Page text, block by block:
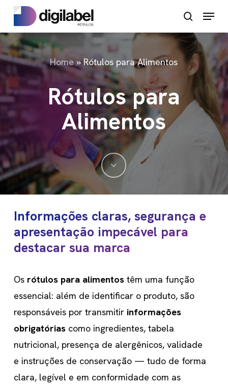
para
conteúdo
principal
Menu
Home»Rótulos para Alimentos
Rótulos para
Alimentos
Navegue
até
a
próxima
Informações claras, segurança e
apresentação impecável para
destacar sua marca
Os rótulos para alimentostêm uma função
essencial: além de identificar o produto, são
responsáveis por transmitir informações
obrigatóriascomo ingredientes, tabela
nutricional, presença de alergênicos, validade
e instruções de conservação — tudo de forma
clara, legível e em conformidade com as